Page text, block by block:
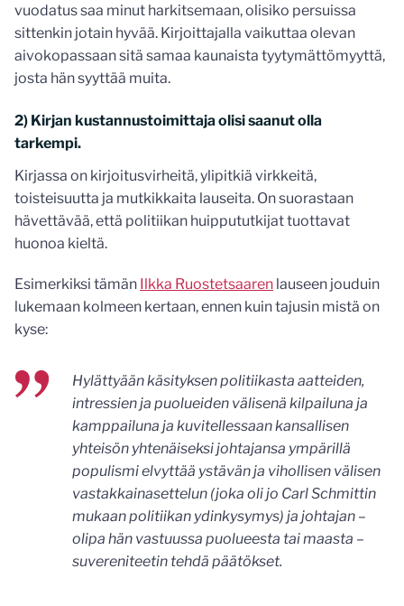
vuodatus saa minut harkitsemaan, olisiko persuissa
sittenkin jotain hyvää. Kirjoittajalla vaikuttaa olevan
aivokopassaan sitä samaa kaunaista tyytymättömyyttä,
josta hän syyttää muita.
2) Kirjan kustannustoimittaja olisi saanut olla
tarkempi.
Kirjassa on kirjoitusvirheitä, ylipitkiä virkkeitä,
toisteisuutta ja mutkikkaita lauseita. On suorastaan
hävettävää, että politiikan huippututkijat tuottavat
huonoa kieltä.
Esimerkiksi tämän Ilkka Ruostetsaaren lauseen jouduin
lukemaan kolmeen kertaan, ennen kuin tajusin mistä on
kyse:
Hylättyään käsityksen politiikasta aatteiden,
intressien ja puolueiden välisenä kilpailuna ja
kamppailuna ja kuvitellessaan kansallisen
yhteisön yhtenäiseksi johtajansa ympärillä
populismi elvyttää ystävän ja vihollisen välisen
vastakkainasettelun (joka oli jo Carl Schmittin
mukaan politiikan ydinkysymys) ja johtajan –
olipa hän vastuussa puolueesta tai maasta –
suvereniteetin tehdä päätökset.